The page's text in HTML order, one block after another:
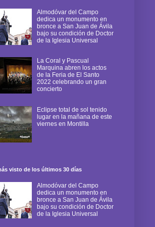
Almodóvar del Campo
dedica un monumento en
bronce a San Juan de Ávila
bajo su condición de Doctor
de la Iglesia Universal
La Coral y Pascual
Marquina abren los actos
de la Feria de El Santo
2022 celebrando un gran
concierto
Eclipse total de sol tenido
lugar en la mañana de este
viernes en Montilla
visto de los últimos 30 días
Almodóvar del Campo
dedica un monumento en
bronce a San Juan de Ávila
bajo su condición de Doctor
de la Iglesia Universal